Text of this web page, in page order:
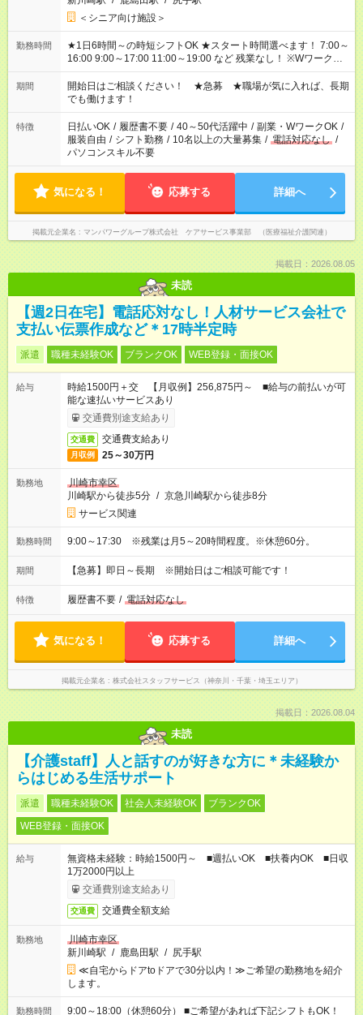
＜シニア向け施設＞
勤務時間
★1日6時間～の時短シフトOK ★スタート時間選べます！ 7:00～
16:00 9:00～17:00 11:00～19:00 など 残業なし！ ※Wワークの
場合、他のお仕事と合わせ週40時間超の就業はご案内できませ
ん ※法令に基づき、週20時間以上勤務は社会保険への加入対象
となります ※労働者派遣法（日雇い派遣の原則禁止）により、
短時間・短期間の就業はご案内が難しい場合があります
期間
開始日はご相談ください！ ★急募 ★職場が気に入れば、長期
でも働けます！
特徴 日払いOK / 履歴書不要 / 40～50代活躍中 / 副業・WワークOK /
服装自由 / シフト勤務 / 10名以上の大量募集 / 電話対応なし /
パソコンスキル不要
気になる！ 応募する 詳細へ
掲載元企業名 マンパワーグループ株式会社 ケアサービス事業部 （医療福祉介護関連）
掲載日：2026.08.05
未読
【週2日在宅】電話応対なし！人材サービス会社で
支払い伝票作成など＊17時半定時
派遣 職種未経験OK ブランクOK WEB登録・面接OK
給与
時給1500円＋交 【月収例】256,875円～ ■給与の前払いが可
能な速払いサービスあり
交通費別途支給あり
交通費 交通費支給あり
月収例 25～30万円
勤務地
川崎市幸区
川崎駅から徒歩5分 / 京急川崎駅から徒歩8分
サービス関連
勤務時間 9:00～17:30 ※残業は月5～20時間程度。※休憩60分。
期間 【急募】即日～長期 ※開始日はご相談可能です！
特徴 履歴書不要 / 電話対応なし
気になる！ 応募する 詳細へ
掲載元企業名 株式会社スタッフサービス（神奈川・千葉・埼玉エリア）
掲載日：2026.08.04
未読
【介護staff】人と話すのが好きな方に＊未経験か
らはじめる生活サポート
派遣 職種未経験OK 社会人未経験OK
ブランクOK
WEB登録・面接OK
給与
無資格未経験：時給1500円～ ■週払いOK ■扶養内OK ■日収
1万2000円以上
交通費別途支給あり
交通費 交通費全額支給
勤務地
川崎市幸区
新川崎駅 / 鹿島田駅 / 尻手駅
≪自宅からドアtoドアで30分以内！≫ご希望の勤務地を紹介
します。
勤務時間 9:00～18:00（休憩60分） ■ご希望があれば下記シフトもOK！